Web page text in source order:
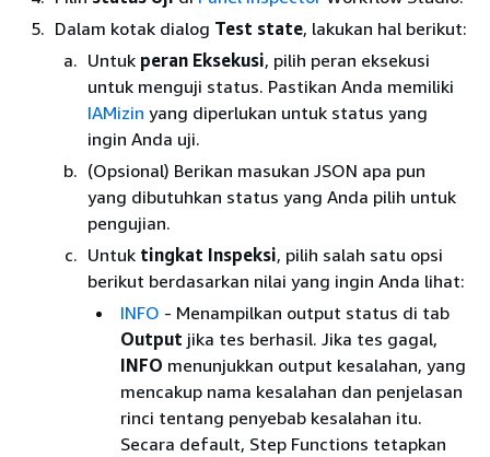
Dalam kotak dialog Test state, lakukan hal berikut:
Untuk peran Eksekusi, pilih peran eksekusi
untuk menguji status. Pastikan Anda memiliki
IAMizin yang diperlukan untuk status yang
ingin Anda uji.
(Opsional) Berikan masukan JSON apa pun
yang dibutuhkan status yang Anda pilih untuk
pengujian.
Untuk tingkat Inspeksi, pilih salah satu opsi
berikut berdasarkan nilai yang ingin Anda lihat:
INFO - Menampilkan output status di tab
Output jika tes berhasil. Jika tes gagal,
INFO menunjukkan output kesalahan, yang
mencakup nama kesalahan dan penjelasan
rinci tentang penyebab kesalahan itu.
Secara default, Step Functions tetapkan